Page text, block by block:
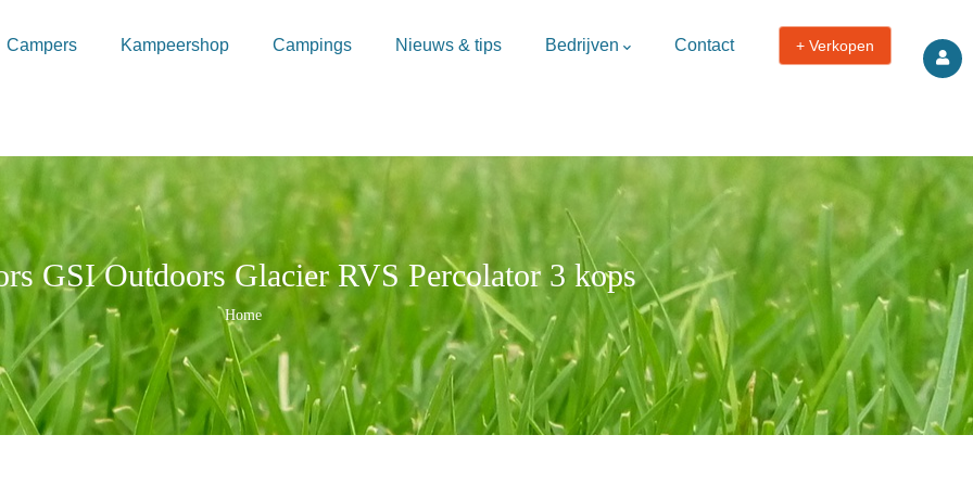
Campers Kampeershop Campings Nieuws & tips Bedrijven Contact + Verkopen
GSI Outdoors Glacier RVS Percolator 3 kops
Kruimelpad
Home